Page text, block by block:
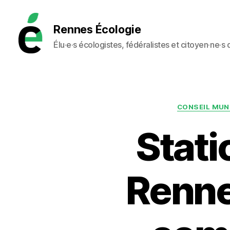
Rennes Écologie
Élu·e·s écologistes, fédéralistes et
CONSEIL